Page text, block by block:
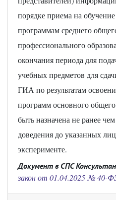
порядке приема на
программам среднего
профессионального
окончания периода для
учебных предметов для
ГИА по результатам
программ основного
быть назначена не ранее
доведения до указанных
эксперименте.
Документ в СПС
закон от 01.04.2025 № 40-